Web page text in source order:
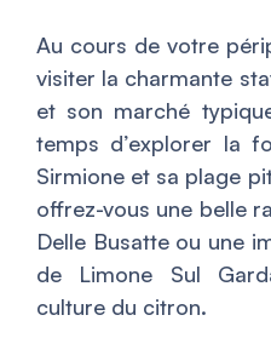
Au cours de votre
visiter la charmante
et son marché
temps d’explorer la
Sirmione et sa plage
offrez-vous une belle
Delle Busatte ou une
de Limone Sul
culture du citron.